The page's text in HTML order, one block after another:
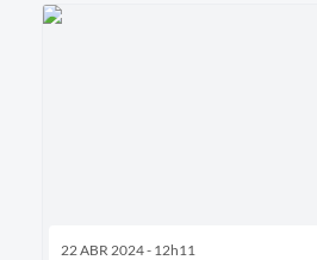
22 ABR 2024 - 12h11